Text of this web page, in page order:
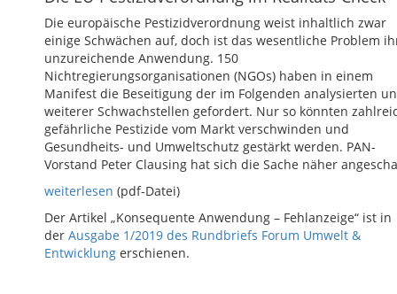
Die europäische Pestizidverordnung weist inhaltlich zwar
einige Schwächen auf, doch ist das wesentliche Problem
unzureichende Anwendung. 150
Nichtregierungsorganisationen (NGOs) haben in einem
Manifest die Beseitigung der im Folgenden analysierten
weiterer Schwachstellen gefordert. Nur so könnten
gefährliche Pestizide vom Markt verschwinden und
Gesundheits- und Umweltschutz gestärkt werden. PAN-
Vorstand Peter Clausing hat sich die Sache näher
weiterlesen (pdf-Datei)
Der Artikel „Konsequente Anwendung – Fehlanzeige“ ist in
der Ausgabe 1/2019 des Rundbriefs Forum Umwelt &
Entwicklung erschienen.